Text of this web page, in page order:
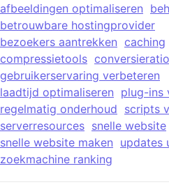
afbeeldingen optimaliseren
betrouwbare hostingprovider
bezoekers aantrekken caching
compressietools
gebruikerservaring verbeteren
laadtijd optimaliseren plug-ins
regelmatig onderhoud scripts
serverresources snelle website
snelle website maken updates
zoekmachine ranking